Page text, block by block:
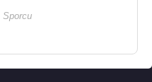
Sporcu